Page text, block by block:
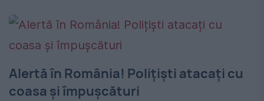
Alertă în România! Polițiști atacați cu
coasa și împușcături